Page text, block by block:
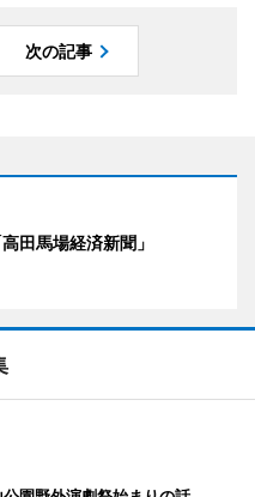
次の記事
田馬場経済新聞」